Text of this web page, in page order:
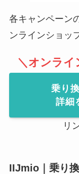
各キャンペーン
ンラインショッ
＼オンライ
乗り
詳細
リ
IIJmio｜乗り